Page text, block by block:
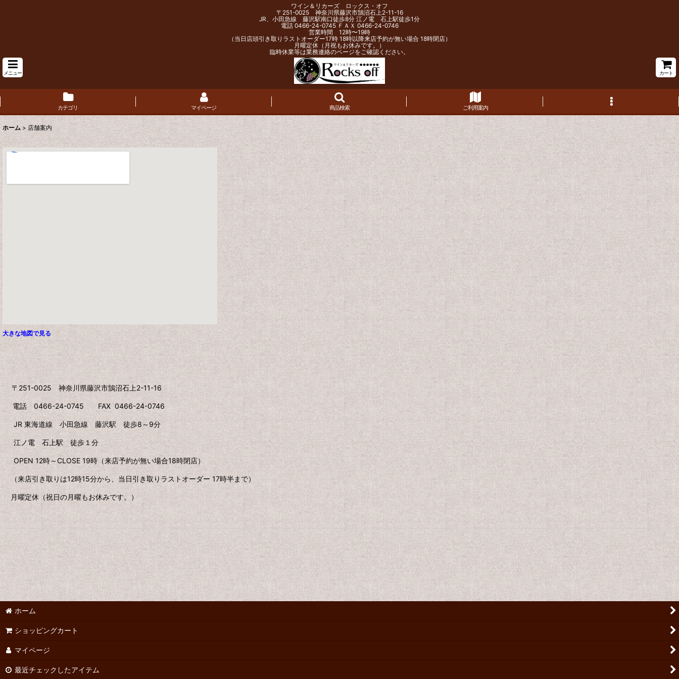
ワイン＆リカーズ ロックス・オフ
〒251-0025 神奈川県藤沢市鵠沼石上2-11-16
JR、小田急線 藤沢駅南口徒歩8分 江ノ電 石上駅徒歩1分
電話 0466-24-0745 ＦＡＸ 0466-24-0746
営業時間 12時〜19時
（当日店頭引き取りラストオーダー17時 18時以降来店予約が無い場合 18時閉店）
月曜定休（月祝もお休みです。）
臨時休業等は業務連絡のページをご確認ください。
メニュー カート
カテゴリ マイページ 商品検索 ご利用案内
ホーム > 店舗案内
大きな地図で見る
〒251-0025 神奈川県藤沢市鵠沼石上2-11-16
電話 0466-24-0745 FAX 0466-24-0746
JR 東海道線 小田急線 藤沢駅 徒歩8～9分
江ノ電 石上駅 徒歩１分
OPEN 12時～CLOSE 19時（来店予約が無い場合18時閉店）
（来店引き取りは12時15分から、当日引き取りラストオーダー 17時半まで）
月曜定休（祝日の月曜もお休みです。）
ホーム
ショッピングカート
マイページ
最近チェックしたアイテム